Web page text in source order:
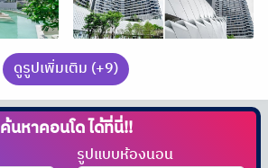
ดูรูปเพิ่มเติม (+9)
ค้นหาคอนโดได้ที่นี่!!
รูปแบบห้องนอน